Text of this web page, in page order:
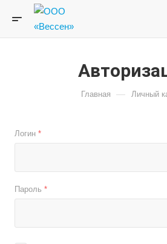
Главная — Личный
Логин *
Пароль *